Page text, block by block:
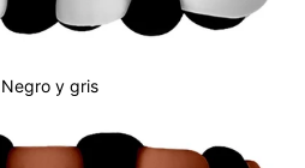
Negro y gris